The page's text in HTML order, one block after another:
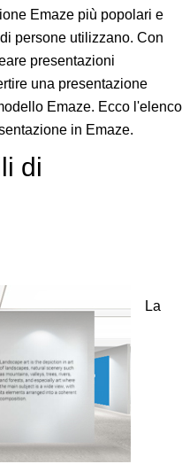
Emaze più popolari e
persone utilizzano. Con
presentazioni
una presentazione
Emaze. Ecco l'elenco
in Emaze.
di
La